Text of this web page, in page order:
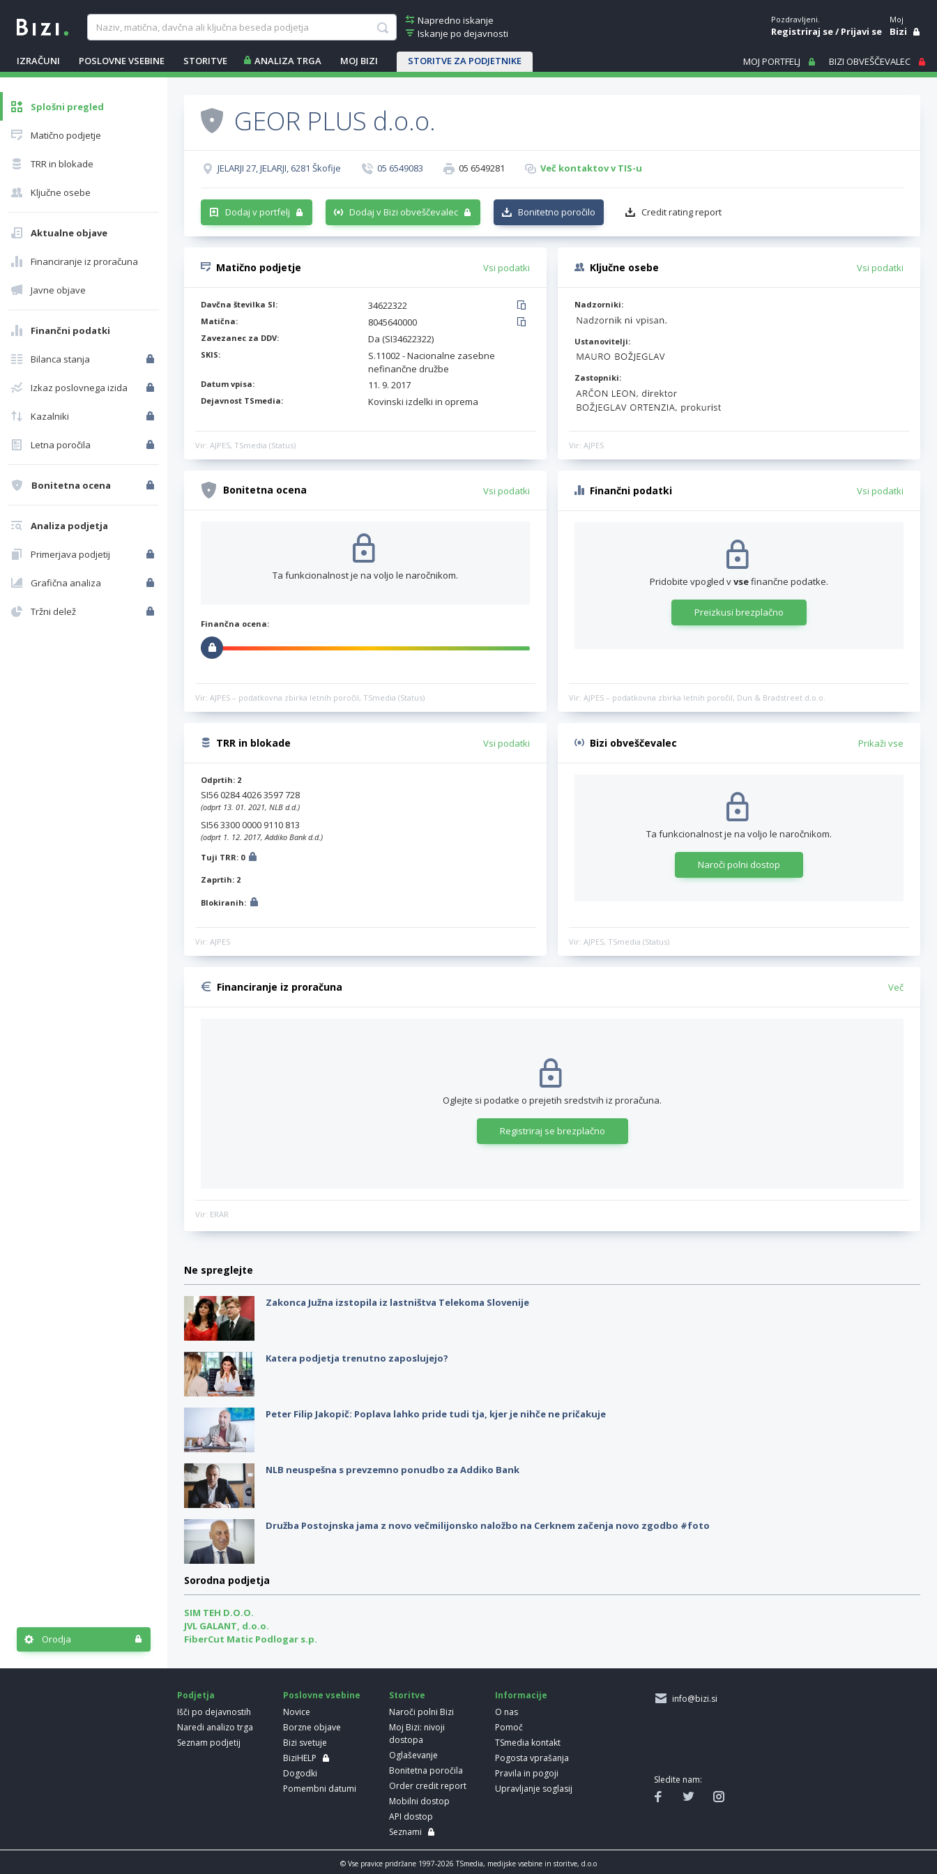
Napredno iskanje
Iskanje po dejavnosti
IZRAČUNI POSLOVNE VSEBINE STORITVE ANALIZA TRGA MOJ BIZI STORITVE ZA PODJETNIKE
Pozdravljeni.
Registriraj se/Prijavi se
Moj
Bizi
MOJ PORTFELJ BIZI OBVEŠČEVALEC
Splošni pregled
Matično podjetje
TRR in blokade
Ključne osebe
Aktualne objave
Financiranje iz proračuna
Javne objave
Finančni podatki
Bilanca stanja
Izkaz poslovnega izida
Kazalniki
Letna poročila
Bonitetna ocena
Analiza podjetja
Primerjava podjetij
Grafična analiza
Tržni delež
Orodja
GEOR PLUS d.o.o.
JELARJI 27, JELARJI, 6281 Škofije 05 6549083 05 6549281 Več kontaktov v TIS-u
Dodaj v portfelj Dodaj v Bizi obveščevalec Bonitetno poročilo Credit rating report
Matično podjetje Vsi podatki
Davčna številka SI: 34622322
Matična: 8045640000
Zavezanec za DDV: Da (SI34622322)
SKIS:
S.11002 - Nacionalne zasebne
nefinančne družbe
Datum vpisa: 11. 9. 2017
Dejavnost TSmedia: Kovinski izdelki in oprema
Vir: AJPES, TSmedia (Status)
Ključne osebe Vsi podatki
Nadzorniki:
Ustanovitelji:
Zastopniki:
Vir: AJPES
Bonitetna ocena Vsi podatki
Ta funkcionalnost je na voljo le naročnikom.
Finančna ocena:
Vir: AJPES – podatkovna zbirka letnih poročil, TSmedia (Status)
Finančni podatki Vsi podatki
Pridobite vpogled vvsefinančne podatke.
Preizkusi brezplačno
Vir: AJPES – podatkovna zbirka letnih poročil, Dun & Bradstreet d.o.o.
TRR in blokade Vsi podatki
Odprtih: 2
SI56 0284 4026 3597 728
(odprt 13. 01. 2021, NLB d.d.)
SI56 3300 0000 9110 813
(odprt 1. 12. 2017, Addiko Bank d.d.)
Tuji TRR: 0
Zaprtih: 2
Blokiranih:
Vir: AJPES
Bizi obveščevalec Prikaži vse
Ta funkcionalnost je na voljo le naročnikom.
Naroči polni dostop
Vir: AJPES, TSmedia (Status)
Financiranje iz proračuna Več
Oglejte si podatke o prejetih sredstvih iz proračuna.
Registriraj se brezplačno
Vir: ERAR
Ne spreglejte
Zakonca Južna izstopila iz lastništva Telekoma Slovenije
Katera podjetja trenutno zaposlujejo?
Peter Filip Jakopič: Poplava lahko pride tudi tja, kjer je nihče ne pričakuje
NLB neuspešna s prevzemno ponudbo za Addiko Bank
Družba Postojnska jama z novo večmilijonsko naložbo na Cerknem začenja novo zgodbo #foto
Sorodna podjetja
SIM TEH D.O.O.
JVL GALANT, d.o.o.
FiberCut Matic Podlogar s.p.
Podjetja
Išči po dejavnostih
Naredi analizo trga
Seznam podjetij
Poslovne vsebine
Novice
Borzne objave
Bizi svetuje
BiziHELP
Dogodki
Pomembni datumi
Storitve
Naroči polni Bizi
Moj Bizi: nivoji
dostopa
Oglaševanje
Bonitetna poročila
Order credit report
Mobilni dostop
API dostop
Seznami
Informacije
O nas
Pomoč
TSmedia kontakt
Pogosta vprašanja
Pravila in pogoji
Upravljanje soglasij
info@bizi.si
Sledite nam:
© Vse pravice pridržane 1997-2026 TSmedia, medijske vsebine in storitve, d.o.o